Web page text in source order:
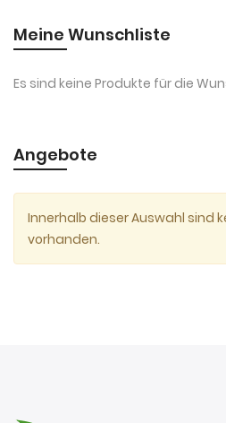
Meine Wunschliste
Es sind keine Produkte für die
Angebote
Innerhalb dieser Auswahl sind
vorhanden.